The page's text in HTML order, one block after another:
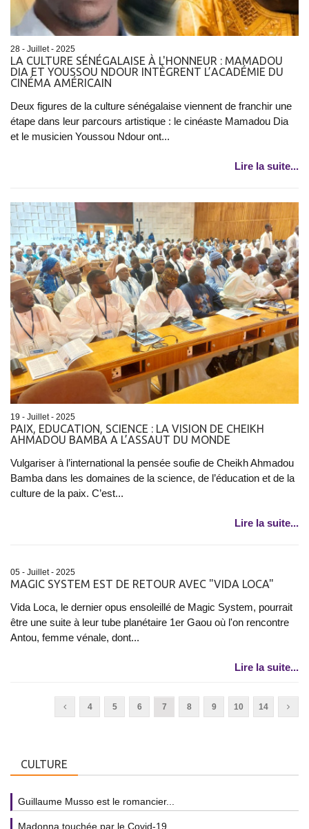
28 - Juillet - 2025
LA CULTURE SÉNÉGALAISE À L'HONNEUR : MAMADOU
DIA ET YOUSSOU NDOUR INTÈGRENT L’ACADÉMIE DU
CINÉMA AMÉRICAIN
Deux figures de la culture sénégalaise viennent de franchir une
étape dans leur parcours artistique : le cinéaste Mamadou Dia
et le musicien Youssou Ndour ont...
Lire la suite...
19 - Juillet - 2025
PAIX, EDUCATION, SCIENCE : LA VISION DE CHEIKH
AHMADOU BAMBA A L’ASSAUT DU MONDE
Vulgariser à l’international la pensée soufie de Cheikh Ahmadou
Bamba dans les domaines de la science, de l’éducation et de la
culture de la paix. C’est...
Lire la suite...
05 - Juillet - 2025
MAGIC SYSTEM EST DE RETOUR AVEC "VIDA LOCA"
Vida Loca, le dernier opus ensoleillé de Magic System, pourrait
être une suite à leur tube planétaire 1er Gaou où l'on rencontre
Antou, femme vénale, dont...
Lire la suite...
4 5 6 7 8 9 10 14
CULTURE
Guillaume Musso est le romancier...
Madonna touchée par le Covid-19...